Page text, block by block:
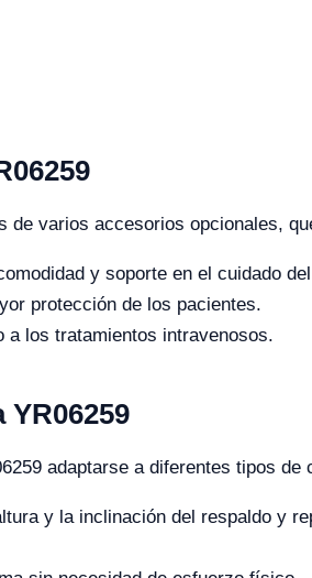
de varios accesorios opcionales,
y soporte en el cuidado
protección de los pacientes.
los tratamientos intravenosos.
adaptarse a diferentes tipos
y la inclinación del respaldo y